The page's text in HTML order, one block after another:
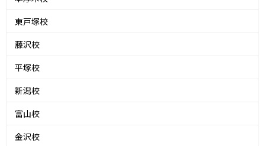
東戸塚校
藤沢校
平塚校
新潟校
富山校
金沢校